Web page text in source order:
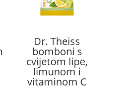
Dr. Theiss
bomboni s
cvijetom lipe,
limunom i
vitaminom C